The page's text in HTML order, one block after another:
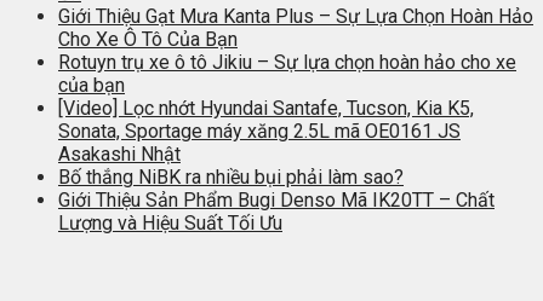
Giới Thiệu Gạt Mưa Kanta Plus – Sự Lựa Chọn Hoàn Hảo
Cho Xe Ô Tô Của Bạn
Rotuyn trụ xe ô tô Jikiu – Sự lựa chọn hoàn hảo cho xe
của bạn
[Video] Lọc nhớt Hyundai Santafe, Tucson, Kia K5,
Sonata, Sportage máy xăng 2.5L mã OE0161 JS
Asakashi Nhật
Bố thắng NiBK ra nhiều bụi phải làm sao?
Giới Thiệu Sản Phẩm Bugi Denso Mã IK20TT – Chất
Lượng và Hiệu Suất Tối Ưu